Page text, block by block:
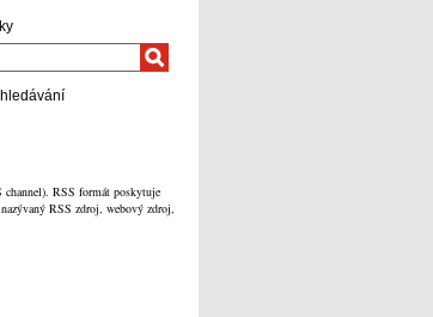
RSS formát poskytuje
RSS zdroj, webový zdroj,